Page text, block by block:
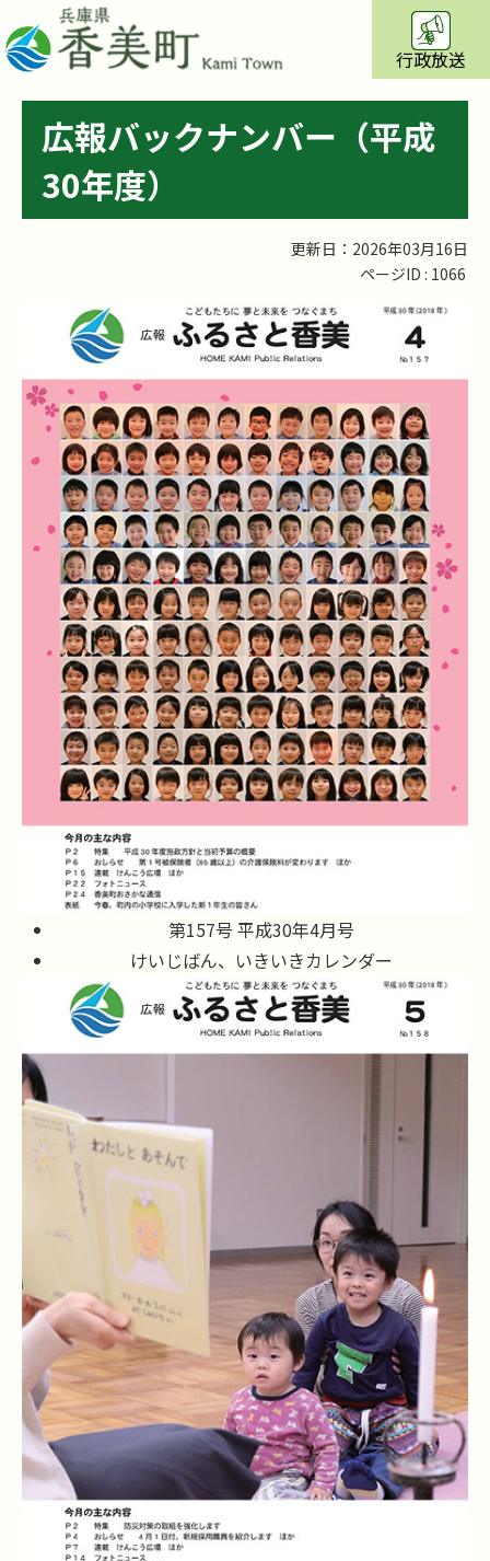
行政放送
広報バックナンバー（平成
30年度）
更新日：2026年03月16日
ページID : 1066
第157号 平成30年4月号
けいじばん、いきいきカレンダー